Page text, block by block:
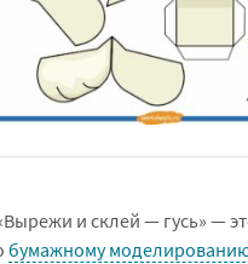
и склей — гусь» —
бумажному